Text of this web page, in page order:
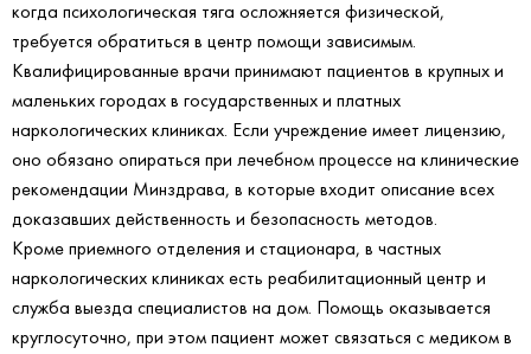
когда психологическая тяга осложняется физической,
требуется обратиться в центр помощи зависимым.
Квалифицированные врачи принимают пациентов в крупных и
маленьких городах в государственных и платных
наркологических клиниках. Если учреждение имеет лицензию,
оно обязано опираться при лечебном процессе на клинические
рекомендации Минздрава, в которые входит описание всех
доказавших действенность и безопасность методов.
Кроме приемного отделения и стационара, в частных
наркологических клиниках есть реабилитационный центр и
служба выезда специалистов на дом. Помощь оказывается
круглосуточно, при этом пациент может связаться с медиком в